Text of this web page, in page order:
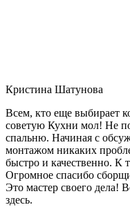
Кристина Шатунова
Всем, кто еще выбирает
советую Кухни мол! Не
спальню. Начиная с
монтажом никаких
быстро и качественно. К
Огромное спасибо
Это мастер своего дела!
здесь.